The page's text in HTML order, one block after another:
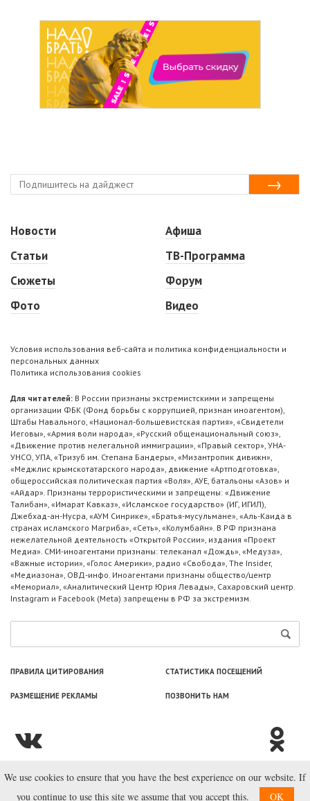
Новости
Статьи
Сюжеты
Фото
Афиша
ТВ-Программа
Форум
Видео
Условия использования веб-сайта и политика конфиденциальности и
персональных данных
Политика использования cookies
Для читателей: В России признаны экстремистскими и запрещены
организации ФБК (Фонд борьбы с коррупцией, признан иноагентом),
Штабы Навального, «Национал-большевистская партия», «Свидетели
Иеговы», «Армия воли народа», «Русский общенациональный союз»,
«Движение против нелегальной иммиграции», «Правый сектор», УНА-
УНСО, УПА, «Тризуб им. Степана Бандеры», «Мизантропик дивижн»,
«Меджлис крымскотатарского народа», движение «Артподготовка»,
общероссийская политическая партия «Воля», АУЕ, батальоны «Азов» и
«Айдар». Признаны террористическими и запрещены: «Движение
Талибан», «Имарат Кавказ», «Исламское государство» (ИГ, ИГИЛ),
Джебхад-ан-Нусра, «АУМ Синрике», «Братья-мусульмане», «Аль-Каида в
странах исламского Магриба», «Сеть», «Колумбайн». В РФ признана
нежелательной деятельность «Открытой России», издания «Проект
Медиа». СМИ-иноагентами признаны: телеканал «Дождь», «Медуза»,
«Важные истории», «Голос Америки», радио «Свобода», The Insider,
«Медиазона», ОВД-инфо. Иноагентами признаны общество/центр
«Мемориал», «Аналитический Центр Юрия Левады», Сахаровский центр.
Instagram и Facebook (Metа) запрещены в РФ за экстремизм.
ПРАВИЛА ЦИТИРОВАНИЯ СТАТИСТИКА ПОСЕЩЕНИЙ
РАЗМЕЩЕНИЕ РЕКЛАМЫ ПОЗВОНИТЬ НАМ
© ООО «Лаборатория Новоcтей», 2003—2026.
We use cookies to ensure that you have the best experience on our website. If
you continue to use this site we assume that you accept this.
OK